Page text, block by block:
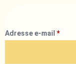
Adresse e-mail *